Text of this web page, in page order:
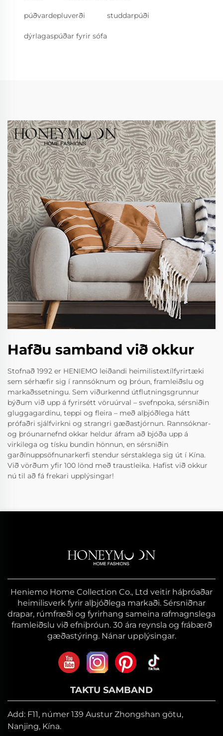
púðvardepluverði studdarpúði
dýrlagaspúðar fyrir sófa
Hafðu samband við okkur
Stofnað 1992 er HENIEMO leiðandi heimilistextílfyrirtæki
sem sérhæfir sig í rannsóknum og þróun, framleiðslu og
markaðssetningu. Sem viðurkennd útflutningsgrunnur
býðum við upp á fyrirsétt vöruúrval – svefnpoka, sérsniðin
gluggagardínu, teppi og fleira – með alþjóðlega hátt
prófaðri sjálfvirkni og strangri gæðastjórnun. Rannsóknar-
og þróunarnefnd okkar heldur áfram að bjóða upp á
virkilega og tísku bundin hönnun, en sérsniðin
garðínuppsöfnunarkerfi stendur sérstaklega sig út í Kína.
Við vörðum yfir 100 lönd með traustleika. Hafist við okkur
nú til að fá frekari upplýsingar!
Heniemo Home Collection Co., Ltd veitir háþróaðar
heimilisverk fyrir alþjóðlega markaði. Sérsniðnar
drapar, rúmfræði og fyrirhang sameina rafmagnslega
framleiðslu við efniþróun. 30 ára reynsla og frábærð
gæðastýring. Nánar upplýsingar.
TAKTU SAMBAND
Add: F11, númer 139 Austur Zhongshan götu,
Nanjing, Kína.